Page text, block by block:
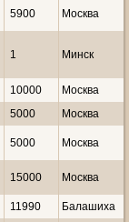
5900 Москва
1 Минск
10000
Москва
5000 Москва
5000 Москва
15000 Москва
11990 Балашиха